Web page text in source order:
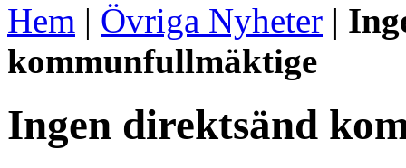
Hem | Övriga Nyheter |
kommunfullmäktige
Ingen direktsänd